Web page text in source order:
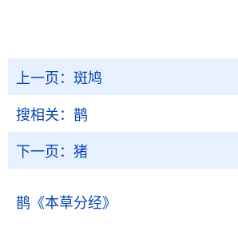
上一页： 斑鸠
搜相关： 鹊
下一页： 猪
鹊 《本草分经》